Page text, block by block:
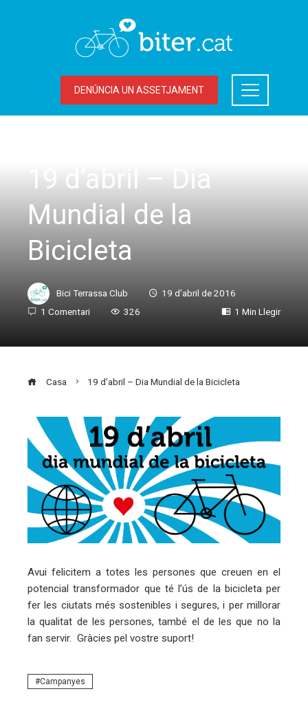
DENÚNCIA UN ASSETJAMENT
19 d’abril – Dia
Mundial de la
Bicicleta
Bici Terrassa Club
19 d'abril de 2016
1 Comentari
326 1 Min Llegir
Casa 19 d’abril – Dia Mundial de la Bicicleta
Avui felicitem a totes les persones que creuen en el
potencial transformador que té l’ús de la bicicleta per
fer les ciutats més sostenibles i segures, i per millorar
la qualitat de les persones, també el de les que no la
fan servir. Gràcies pel vostre suport!
Campanyes